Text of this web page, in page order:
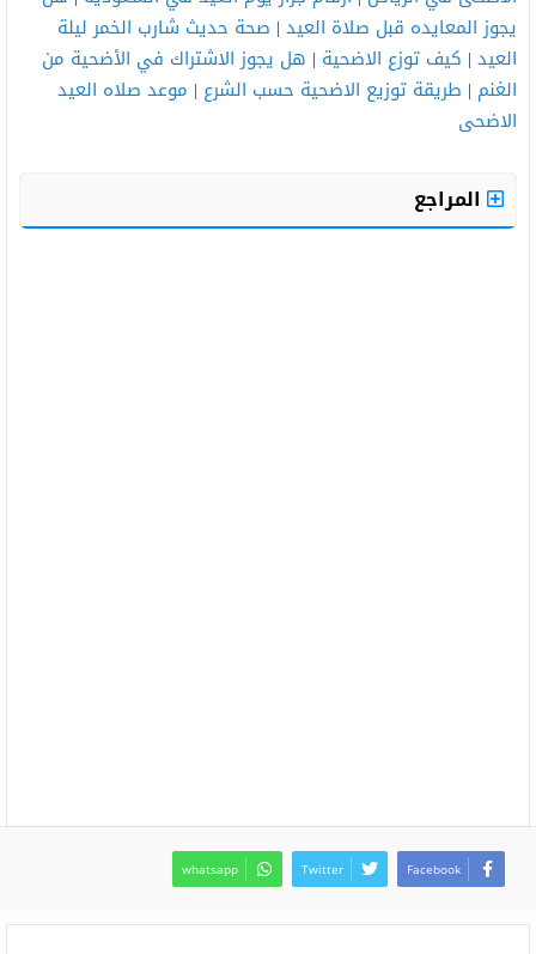
يجوز المعايده قبل صلاة العيد | صحة حديث شارب الخمر ليلة
العيد | كيف توزع الاضحية | هل يجوز الاشتراك في الأضحية من
الغنم | طريقة توزيع الاضحية حسب الشرع | موعد صلاه العيد
الاضحى
المراجع
Facebook
Twitter
whatsapp